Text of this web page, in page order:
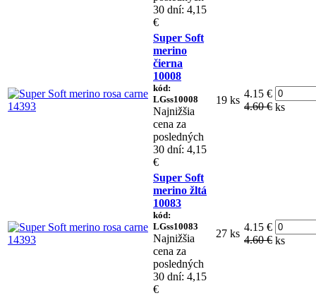
30 dní: 4,15
€
Super Soft
merino
čierna
10008
kód:
LGss10008
Najnižšia
cena za
posledných
30 dní: 4,15
€
19 ks
4.15 €
4.60 € ks
Super Soft
merino žltá
10083
kód:
LGss10083
Najnižšia
cena za
posledných
30 dní: 4,15
€
27 ks
4.15 €
4.60 € ks